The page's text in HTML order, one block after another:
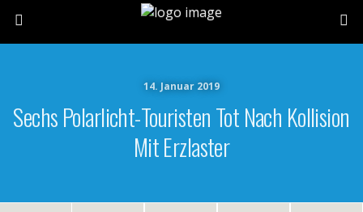
14. Januar 2019
Sechs Polarlicht-Touristen Tot Nach Kollision
Mit Erzlaster